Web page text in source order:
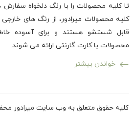
تا کلیه محصولات را با رنگ دلخواه سفارش
کلیه محصولات میرادور، از رنگ های
قابل شستشو هستند و برای آسوده
محصولات با کارت گارنتی ارائه می شوند.
خواندن بیشتر
کلیه حقوق متعلق به وب سایت میرادور